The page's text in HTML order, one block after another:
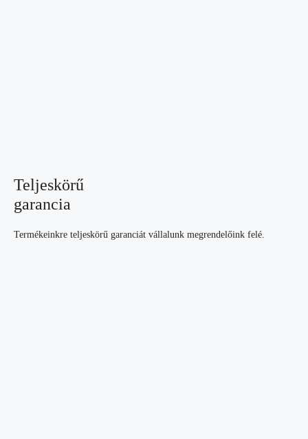
Teljeskörű
garancia
Termékeinkre teljeskörű garanciát vállalunk megrendelőink felé.